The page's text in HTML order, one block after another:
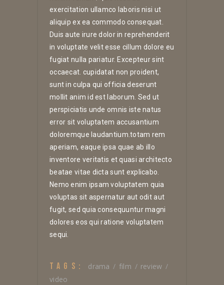
exercitation ullamco laboris nisi ut
aliquip ex ea commodo consequat.
Duis aute irure dolor in reprehenderit
in voluptate velit esse cillum dolore eu
fugiat nulla pariatur. Excepteur sint
occaecat. cupidatat non proident,
sunt in culpa qui officia deserunt
mollit anim id est laborum. Sed ut
perspiciatis unde omnis iste natus
error sit voluptatem accusantium
doloremque laudantium.totam rem
aperiam, eaque ipsa quae ab illo
inventore veritatis et quasi architecto
beatae vitae dicta sunt explicabo.
Nemo enim ipsam voluptatem quia
voluptas sit aspernatur aut odit aut
fugit, sed quia consequuntur magni
dolores eos qui ratione voluptatem
sequi.
TAGS: drama film
review
video